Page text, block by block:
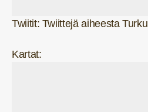
Twiitit: Twiittejä aiheesta Turku
Kartat: